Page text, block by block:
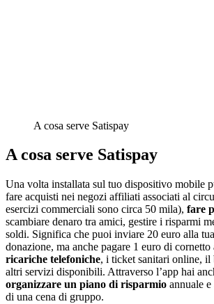
A cosa serve Satispay
A cosa serve Satispay
Una volta installata sul tuo dispositivo mobile
fare acquisti nei negozi affiliati associati al
esercizi commerciali sono circa 50 mila), fare
scambiare denaro tra amici, gestire i risparmi
soldi. Significa che puoi inviare 20 euro alla
donazione, ma anche pagare 1 euro di cornetto
ricariche telefoniche, i ticket sanitari online,
altri servizi disponibili. Attraverso l’app hai
organizzare un piano di risparmio annuale
di una cena di gruppo.